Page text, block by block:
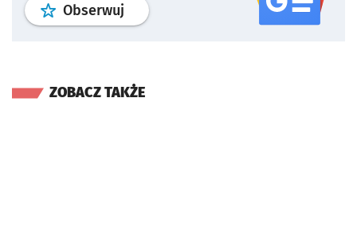
Obserwuj profil serwisu
ZOBACZ TAKŻE